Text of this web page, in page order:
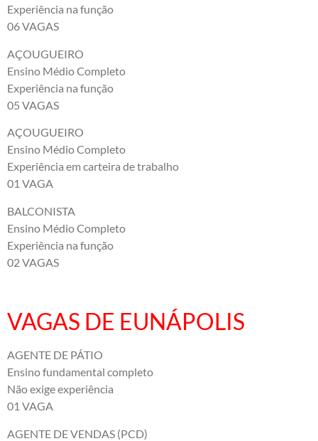
Experiência na função
06 VAGAS
AÇOUGUEIRO
Ensino Médio Completo
Experiência na função
05 VAGAS
AÇOUGUEIRO
Ensino Médio Completo
Experiência em carteira de trabalho
01 VAGA
BALCONISTA
Ensino Médio Completo
Experiência na função
02 VAGAS
VAGAS DE EUNÁPOLIS
AGENTE DE PÁTIO
Ensino fundamental completo
Não exige experiência
01 VAGA
AGENTE DE VENDAS (PCD)